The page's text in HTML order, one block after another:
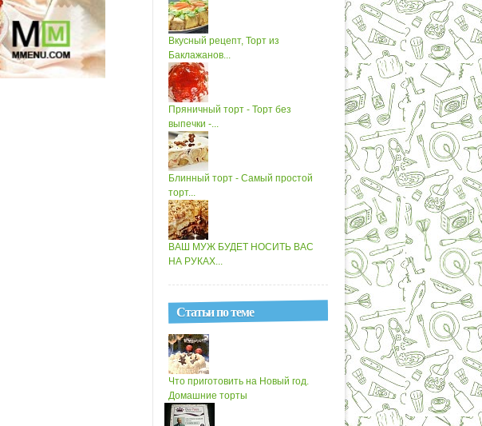
Вкусный рецепт, Торт из
Баклажанов...
Пряничный торт - Торт без
выпечки -...
Блинный торт - Самый простой
торт...
ВАШ МУЖ БУДЕТ НОСИТЬ ВАС
НА РУКАХ...
Статьи по теме
Что приготовить на Новый год.
Домашние торты